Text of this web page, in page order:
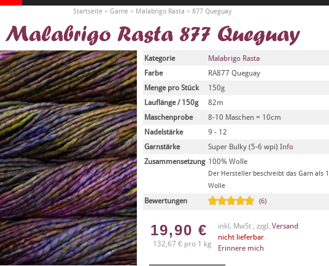
Startseite » Garne » Malabrigo Rasta » 877 Queguay
Malabrigo Rasta 877 Queguay
Kategorie
Malabrigo Rasta
Farbe
RA877 Queguay
Menge pro Stück
150g
Lauflänge / 150g
82m
Maschenprobe
8-10 Maschen = 10cm
Nadelstärke
9 - 12
Garnstärke
Super Bulky (5-6 wpi) Info
Zusammensetzung 100% Wolle
Der Hersteller beschreibt das Garn als
Wolle
Bewertungen (6)
19,90 €
132,67 € pro 1 kg
inkl. MwSt , zzgl. Versand
nicht lieferbar
Erinnere mich